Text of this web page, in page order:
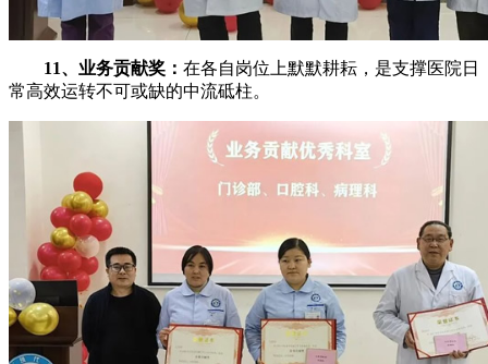
11、业务贡献奖： 在各自岗位上默默耕耘，是支撑医院日
常高效运转不可或缺的中流砥柱。